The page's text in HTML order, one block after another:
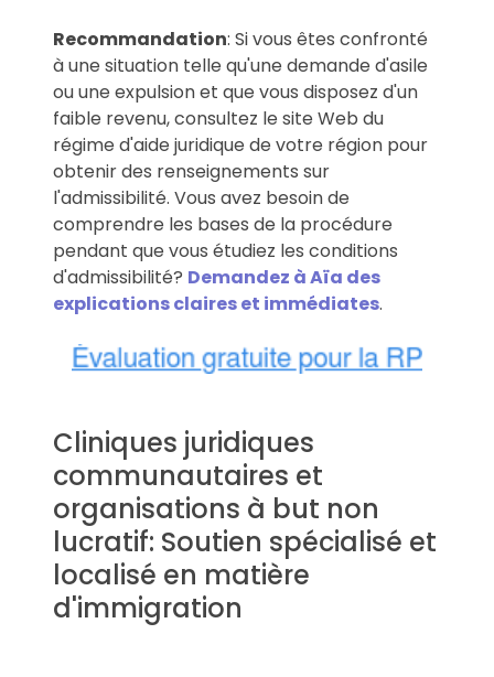
Recommandation: Si vous êtes confronté
à une situation telle qu'une demande d'asile
ou une expulsion et que vous disposez d'un
faible revenu, consultez le site Web du
régime d'aide juridique de votre région pour
obtenir des renseignements sur
l'admissibilité. Vous avez besoin de
comprendre les bases de la procédure
pendant que vous étudiez les conditions
d'admissibilité? Demandez à Aïa des
explications claires et immédiates.
Cliniques juridiques
communautaires et
organisations à but non
lucratif: Soutien spécialisé et
localisé en matière
d'immigration